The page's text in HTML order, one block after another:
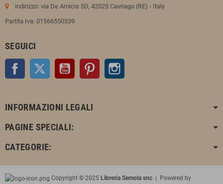
indirizzo: via De Amicis 5D, 42025 Cavriago (RE) - Italy
Partita Iva: 01566550339
SEGUICI
Facebook Twitter YouTube Pinterest
INFORMAZIONI LEGALI
PAGINE SPECIALI:
CATEGORIE:
Copyright © 2025 Libreria Semola snc | Powered by